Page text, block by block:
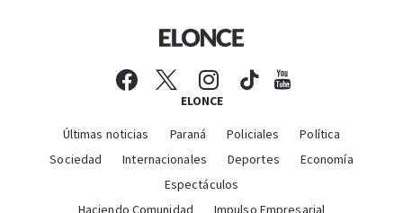
ELONCE
Últimas noticias Paraná Policiales
Política
Sociedad
Internacionales Deportes
Economía
Espectáculos